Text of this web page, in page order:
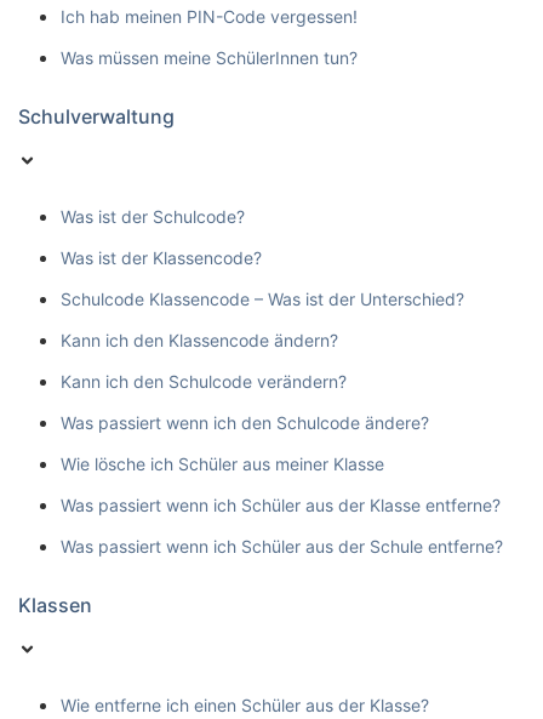
Ich hab meinen PIN-Code vergessen!
Was müssen meine SchülerInnen tun?
Schulverwaltung
Was ist der Schulcode?
Was ist der Klassencode?
Schulcode Klassencode – Was ist der Unterschied?
Kann ich den Klassencode ändern?
Kann ich den Schulcode verändern?
Was passiert wenn ich den Schulcode ändere?
Wie lösche ich Schüler aus meiner Klasse
Was passiert wenn ich Schüler aus der Klasse entferne?
Was passiert wenn ich Schüler aus der Schule entferne?
Klassen
Wie entferne ich einen Schüler aus der Klasse?